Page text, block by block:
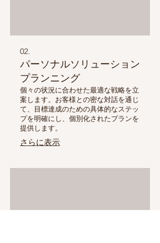
02.
パーソナルソリューション
プランニング
個々の状況に合わせた最適な戦略を立
案します。お客様との密な対話を通じ
て、目標達成のための具体的なステッ
プを明確にし、個別化されたプランを
提供します。
さらに表示